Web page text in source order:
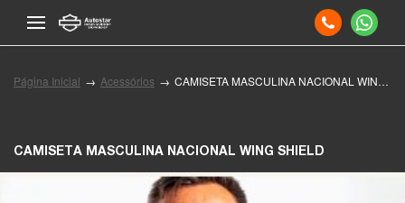
Página Inicial Acessórios CAMISETA MASCULINA NACIONAL WING SHIELD
CAMISETA MASCULINA NACIONAL WING SHIELD